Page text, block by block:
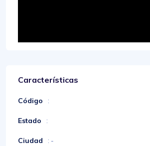
Características
Código :
Estado :
Ciudad : -